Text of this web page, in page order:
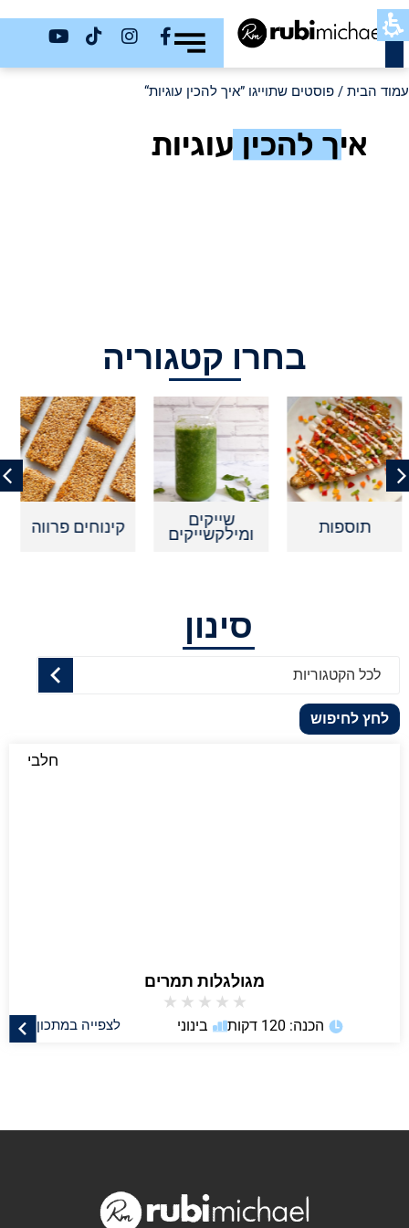
כשר
עמוד הבית / פוסטים שתוייגו ”איך להכין עוגיות“
איך להכין עוגיות
בחרו קטגוריה
ומילקשייקים קינוחים פרווה קינוחים
סינון
לכל הקטגוריות
לחץ לחיפוש
חלבי
מגולגלות תמרים
★
★
★
★
★
לצפייה במתכון הכנה: 120 דקות בינוני